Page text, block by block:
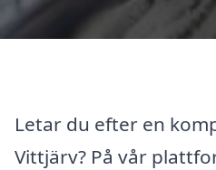
Letar du efter en
Vittjärv? På vår